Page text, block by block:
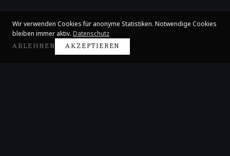
Wir verwenden Cookies für anonyme Statistiken. Notwendige Cookies
bleiben immer aktiv. Datenschutz
ABLEHNEN AKZEPTIEREN